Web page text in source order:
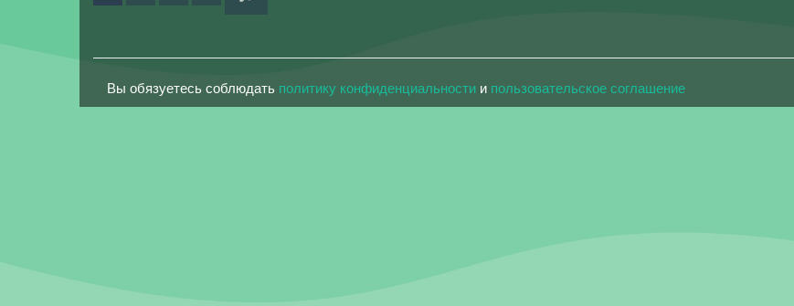
Вы обязуетесь соблюдать политику конфиденциальности и пользовательское соглашение